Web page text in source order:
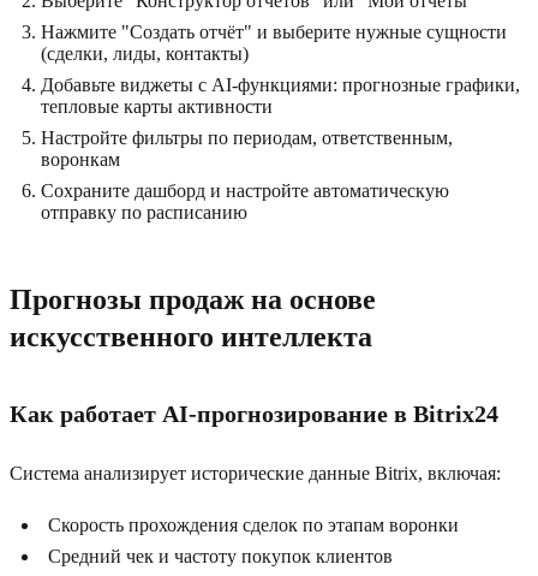
Нажмите "Создать отчёт" и выберите нужные сущности
(сделки, лиды, контакты)
Добавьте виджеты с AI-функциями: прогнозные графики,
тепловые карты активности
Настройте фильтры по периодам, ответственным,
воронкам
Сохраните дашборд и настройте автоматическую
отправку по расписанию
Прогнозы продаж на основе
искусственного интеллекта
Как работает AI-прогнозирование в Bitrix24
Система анализирует исторические данные Bitrix, включая:
Скорость прохождения сделок по этапам воронки
Средний чек и частоту покупок клиентов